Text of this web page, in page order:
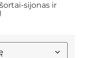
sijonas ir